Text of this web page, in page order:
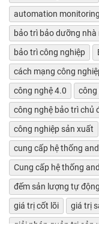
automation monitoring
bảo trì bảo dưỡng nhà
bảo trì công nghiệp
cách mạng công
công nghệ 4.0
công
công nghệ bảo trì chủ
công nghiệp sản xuất
cung cấp hệ thống
Cung cấp hệ thống
đếm sản lượng tự động
giá trị cốt lõi
giá trị
giải pháp quản trị sản